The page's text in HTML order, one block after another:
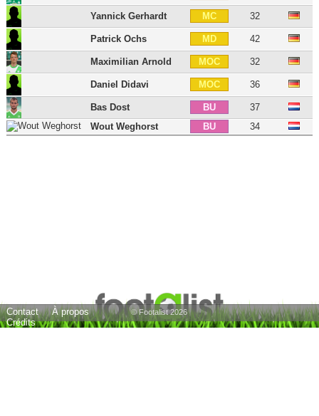
Yannick Gerhardt MC 32
Patrick Ochs MD 42
Maximilian Arnold MOC 32
Daniel Didavi MOC 36
Bas Dost BU
37
Wout Weghorst
BU
34
Contact
À propos
Crédits
© Footalist 2026